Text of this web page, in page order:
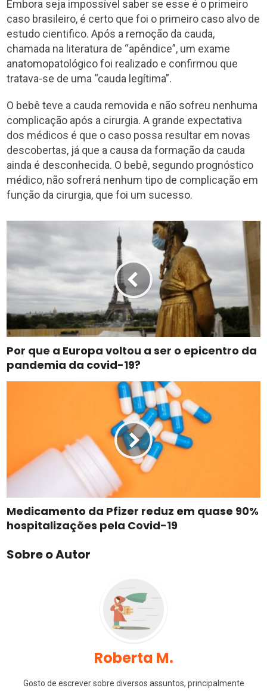
Embora seja impossível saber se esse é o primeiro
caso brasileiro, é certo que foi o primeiro caso alvo de
estudo cientifico. Após a remoção da cauda,
chamada na literatura de “apêndice”, um exame
anatomopatológico foi realizado e confirmou que
tratava-se de uma “cauda legítima”.
O bebê teve a cauda removida e não sofreu nenhuma
complicação após a cirurgia. A grande expectativa
dos médicos é que o caso possa resultar em novas
descobertas, já que a causa da formação da cauda
ainda é desconhecida. O bebê, segundo prognóstico
médico, não sofrerá nenhum tipo de complicação em
função da cirurgia, que foi um sucesso.
Por que a Europa voltou a ser o epicentro da
pandemia da covid-19?
Medicamento da Pfizer reduz em quase 90%
hospitalizações pela Covid-19
Sobre o Autor
Roberta M.
Gosto de escrever sobre diversos assuntos, principalmente